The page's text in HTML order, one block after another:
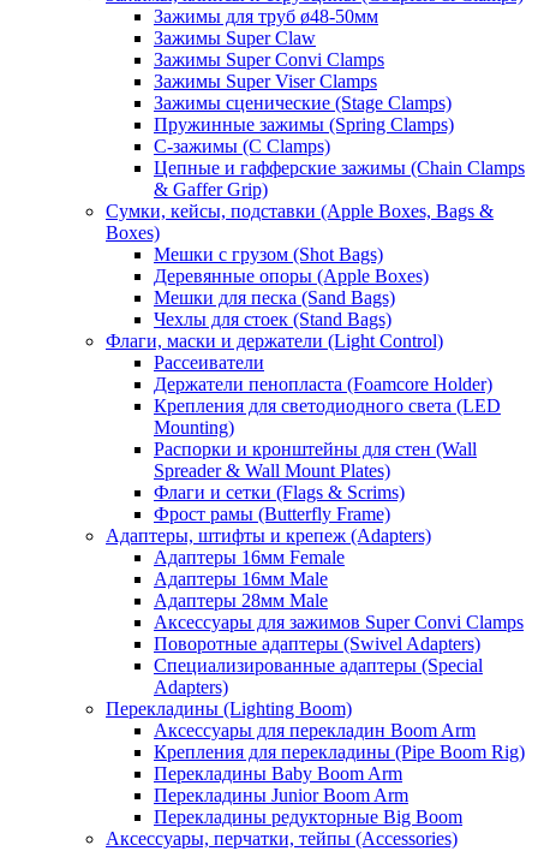
Зажимы для труб ø48-50мм
Зажимы Super Claw
Зажимы Super Convi Clamps
Зажимы Super Viser Clamps
Зажимы сценические (Stage Clamps)
Пружинные зажимы (Spring Clamps)
С-зажимы (C Clamps)
Цепные и гафферские зажимы (Chain Clamps
& Gaffer Grip)
Сумки, кейсы, подставки (Apple Boxes, Bags &
Boxes)
Мешки с грузом (Shot Bags)
Деревянные опоры (Apple Boxes)
Мешки для песка (Sand Bags)
Чехлы для стоек (Stand Bags)
Флаги, маски и держатели (Light Control)
Рассеиватели
Держатели пенопласта (Foamcore Holder)
Крепления для светодиодного света (LED
Mounting)
Распорки и кронштейны для стен (Wall
Spreader & Wall Mount Plates)
Флаги и сетки (Flags & Scrims)
Фрост рамы (Butterfly Frame)
Адаптеры, штифты и крепеж (Adapters)
Адаптеры 16мм Female
Адаптеры 16мм Male
Адаптеры 28мм Male
Аксессуары для зажимов Super Convi Clamps
Поворотные адаптеры (Swivel Adapters)
Специализированные адаптеры (Special
Adapters)
Перекладины (Lighting Boom)
Аксессуары для перекладин Boom Arm
Крепления для перекладины (Pipe Boom Rig)
Перекладины Baby Boom Arm
Перекладины Junior Boom Arm
Перекладины редукторные Big Boom
Аксессуары, перчатки, тейпы (Accessories)